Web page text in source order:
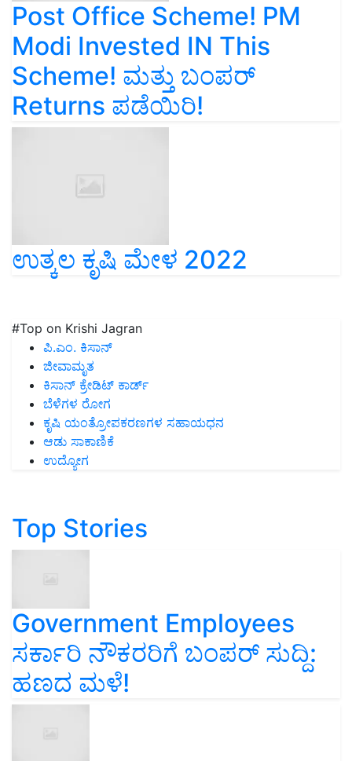
Post Office Scheme! PM
Modi Invested IN This
Scheme! ಮತ್ತು ಬಂಪರ್
Returns ಪಡೆಯಿರಿ!
ಉತ್ಕಲ ಕೃಷಿ ಮೇಳ 2022
#Top on Krishi Jagran
ಪಿ.ಎಂ. ಕಿಸಾನ್
ಜೀವಾಮೃತ
ಕಿಸಾನ್ ಕ್ರೇಡಿಟ್ ಕಾರ್ಡ್
ಬೆಳೆಗಳ ರೋಗ
ಕೃಷಿ ಯಂತ್ರೋಪಕರಣಗಳ ಸಹಾಯಧನ
ಆಡು ಸಾಕಾಣಿಕೆ
ಉದ್ಯೋಗ
Top Stories
Government Employees
ಸರ್ಕಾರಿ ನೌಕರರಿಗೆ ಬಂಪರ್‌ ಸುದ್ದಿ:
ಹಣದ ಮಳೆ!